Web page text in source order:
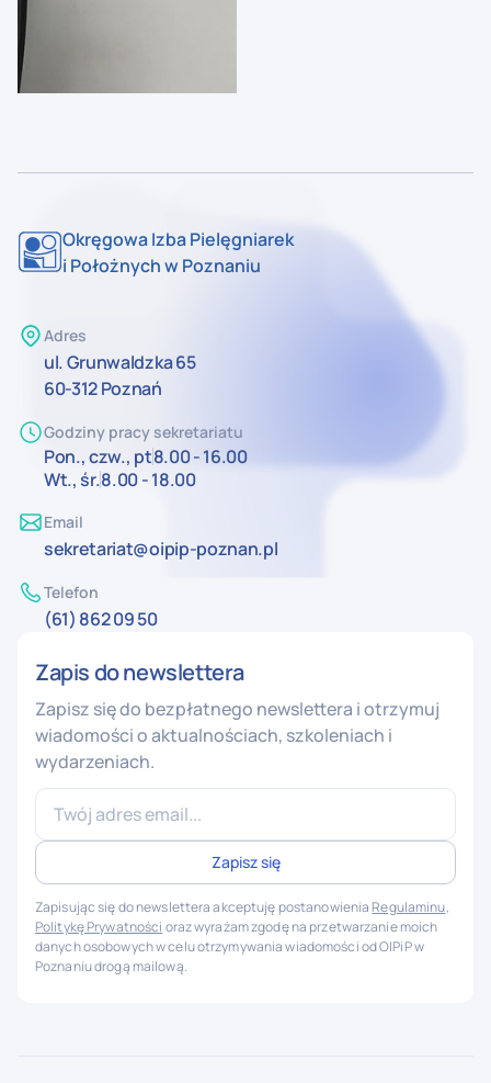
Okręgowa Izba Pielęgniarek
i Położnych w Poznaniu
Adres
ul. Grunwaldzka 65
60-312 Poznań
Godziny pracy sekretariatu
Pon., czw., pt8.00 - 16.00
Wt., śr.8.00 - 18.00
Email
sekretariat@oipip-poznan.pl
Telefon
(61) 862 09 50
Zapis do newslettera
Zapisz się do bezpłatnego newslettera i otrzymuj
wiadomości o aktualnościach, szkoleniach i
wydarzeniach.
Zapisując się do newslettera akceptuję postanowienia Regulaminu,
Politykę Prywatności oraz wyrażam zgodę na przetwarzanie moich
danych osobowych w celu otrzymywania wiadomości od OIPiP w
Poznaniu drogą mailową.